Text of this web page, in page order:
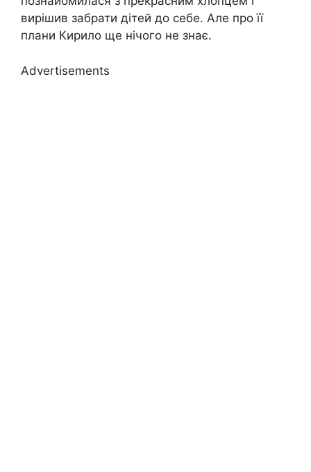
вирішив забрати дітей до себе. Але про її
плани Кирило ще нічого не знає.
Advertisements